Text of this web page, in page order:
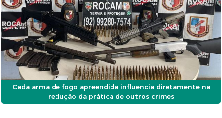
Cada arma de fogo apreendida influencia diretamente na
redução da prática de outros crimes